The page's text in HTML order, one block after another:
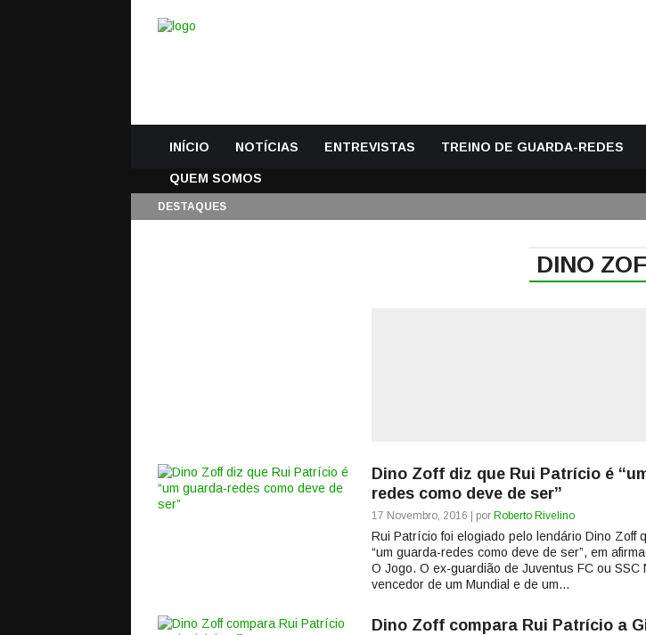
INÍCIO NOTÍCIAS ENTREVISTAS TREINO DE GUARDA-REDES
QUEM SOMOS
DESTAQUES
DINO
Dino Zoff diz que Rui Patrício é
redes como deve de ser”
17 Novembro, 2016 | por Roberto Rivelino
Rui Patrício foi elogiado pelo lendário Dino Zoff
“um guarda-redes como deve de ser”, em
O Jogo. O ex-guardião de Juventus FC ou SSC
vencedor de um Mundial e de um...
Dino Zoff compara Rui Patrício a